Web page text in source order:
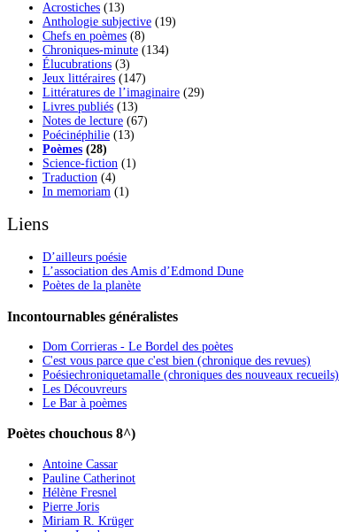
Acrostiches (13)
Anthologie subjective (19)
Chefs en poèmes (8)
Chroniques-minute (134)
Élucubrations (3)
Jeux littéraires (147)
Littératures de l’imaginaire (29)
Livres publiés (13)
Notes de lecture (67)
Poécinéphilie (13)
Poèmes (28)
Science-fiction (1)
Traduction (4)
In memoriam (1)
Liens
D’ailleurs poésie
L’association des Amis d’Edmond Dune
Poètes de la planète
Incontournables généralistes
Dom Corrieras - Le Bordel des poètes
C'est vous parce que c'est bien (chronique des revues)
Poésiechroniquetamalle (chroniques des nouveaux recueils)
Les Découvreurs
Le Bar à poèmes
Poètes chouchous 8^)
Antoine Cassar
Pauline Catherinot
Hélène Fresnel
Pierre Joris
Miriam R. Krüger